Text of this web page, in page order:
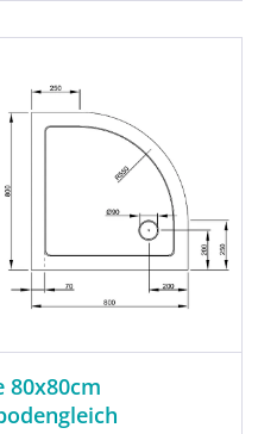
80x80cm